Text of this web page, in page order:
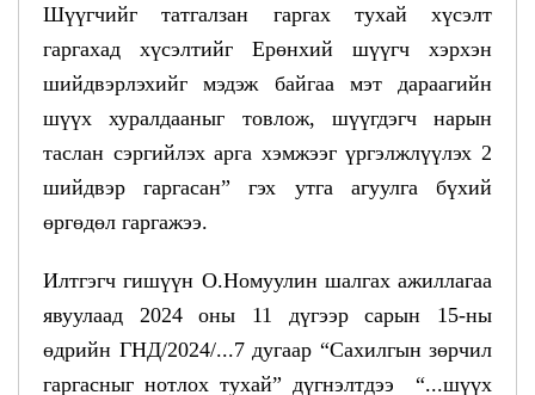
Шүүгчийг татгалзан гаргах тухай хүсэлт
гаргахад хүсэлтийг Ерөнхий шүүгч хэрхэн
шийдвэрлэхийг мэдэж байгаа мэт дараагийн
шүүх хуралдааныг товлож, шүүгдэгч нарын
таслан сэргийлэх арга хэмжээг үргэлжлүүлэх 2
шийдвэр гаргасан” гэх утга агуулга бүхий
өргөдөл гаргажээ.
Илтгэгч гишүүн О.Номуулин шалгах ажиллагаа
явуулаад 2024 оны 11 дүгээр сарын 15-ны
өдрийн ГНД/2024/...7 дугаар “Сахилгын зөрчил
гаргасныг нотлох тухай” дүгнэлтдээ “...шүүх